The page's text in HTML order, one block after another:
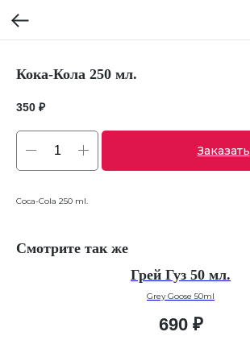
Кока-Кола 250 мл.
350 ₽
Заказать
Coca-Cola 250 ml.
Смотрите так же
Грей Гуз 50 мл.
Grey Goose 50ml
690 ₽